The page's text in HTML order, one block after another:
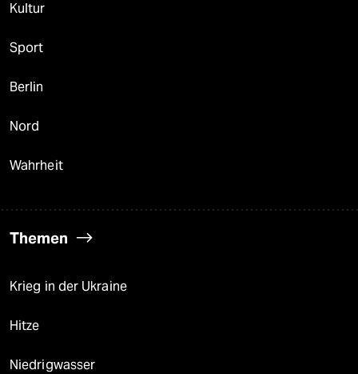
Kultur
Sport
Berlin
Nord
Wahrheit
Themen
Krieg in der Ukraine
Hitze
Niedrigwasser